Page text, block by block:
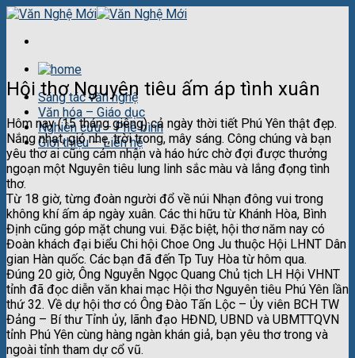
Skip
content
Sáng tác văn nghệ
Văn hóa – Giáo dục
Nghiên cứu – Phê bình
Giới thiệu – Liên hệ
Hội thơ Nguyên tiêu ấm áp tình xuân
Hôm nay (15 tháng giêng) cả ngày thời tiết Phú Yên thật đẹp.
Nắng nhạt, gió nhẹ, trời trong, mây sáng. Công chúng và bạn
yêu thơ ai cũng cảm nhận và háo hức chờ đợi được thưởng
ngoạn một Nguyên tiêu lung linh sắc màu và lắng đọng tình
thơ.
Từ 18 giờ, từng đoàn người đổ về núi Nhạn đông vui trong
không khí ấm áp ngày xuân. Các thi hữu từ Khánh Hòa, Bình
Định cũng góp mặt chung vui. Đặc biệt, hội thơ năm nay có
Đoàn khách đại biểu Chi hội Choe Ong Ju thuộc Hội LHNT Dân
gian Hàn quốc. Các bạn đã đến Tp Tuy Hòa từ hôm qua.
Đúng 20 giờ, Ông Nguyễn Ngọc Quang Chủ tịch LH Hội VHNT
tỉnh đã đọc diễn văn khai mạc Hội thơ Nguyên tiêu Phú Yên lần
thứ 32. Về dự hội thơ có Ông Đào Tấn Lộc – Ủy viên BCH TW
Đảng – Bí thư Tỉnh ủy, lãnh đạo HĐND, UBND và UBMTTQVN
tỉnh Phú Yên cùng hàng ngàn khán giả, bạn yêu thơ trong và
ngoài tỉnh tham dự cổ vũ.